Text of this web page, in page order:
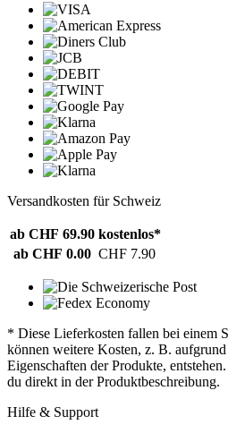
Versandkosten für Schweiz
ab CHF 69.90 kostenlos*
ab CHF 0.00 CHF 7.90
* Diese Lieferkosten fallen bei einem
können weitere Kosten, z. B.
Eigenschaften der Produkte,
du direkt in der Produktbeschreibung.
Hilfe & Support